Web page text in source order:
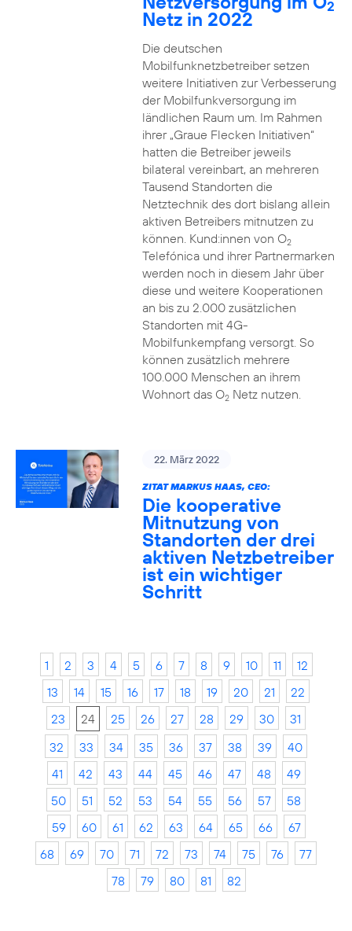
2
Netz in 2022
Die deutschen
Mobilfunknetzbetreiber setzen
weitere Initiativen zur Verbesserung
der Mobilfunkversorgung im
ländlichen Raum um. Im Rahmen
ihrer „Graue Flecken Initiativen“
hatten die Betreiber jeweils
bilateral vereinbart, an mehreren
Tausend Standorten die
Netztechnik des dort bislang allein
aktiven Betreibers mitnutzen zu
können. Kund:innen von O2
Telefónica und ihrer Partnermarken
werden noch in diesem Jahr über
diese und weitere Kooperationen
an bis zu 2.000 zusätzlichen
Standorten mit 4G-
Mobilfunkempfang versorgt. So
können zusätzlich mehrere
100.000 Menschen an ihrem
Wohnort das O2Netz nutzen.
22. März 2022
ZITAT MARKUS HAAS, CEO:
Die kooperative
Mitnutzung von
Standorten der drei
aktiven Netzbetreiber
ist ein wichtiger
Schritt
1 2 3 4 5 6 7 8 9 10 11
12
13
14 15 16 17 18 19 20 21
22
23
24 25 26 27 28 29 30
31
32
33 34 35 36 37 38 39
40
41
42 43 44 45 46 47 48
49
50
51 52 53 54 55 56 57
58
59
60 61 62 63 64 65 66
67
68
69 70 71 72 73 74 75 76
77
78
79 80 81 82